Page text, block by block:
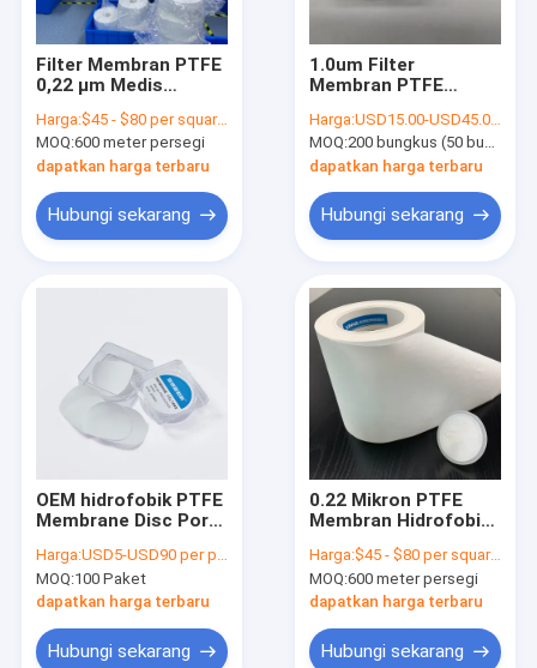
Filter Membran PTFE
0,22 μm Medis
Opsional
Harga:$45 - $80 per square meter
MOQ:600 meter persegi
dapatkan harga terbaru
Hubungi sekarang
1.0um Filter
Membran PTFE
Filtrasi Cairan Dalam
Penggunaan
Laboratorium
Harga:USD15.00-USD45.00 per pack
MOQ:200 bungkus (50 buah per bungkus)
dapatkan harga terbaru
Hubungi sekarang
OEM hidrofobik PTFE
Membrane Disc Pore
0.45μm Filter
Harga:USD5-USD90 per pack
MOQ:100 Paket
dapatkan harga terbaru
Hubungi sekarang
0.22 Mikron PTFE
Membran Hidrofobik
Anti Bakteri
Harga:$45 - $80 per square meter
MOQ:600 meter persegi
dapatkan harga terbaru
Hubungi sekarang